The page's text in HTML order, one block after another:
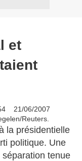
et
21/06/2007
la présidentielle
politique. Une
tenue